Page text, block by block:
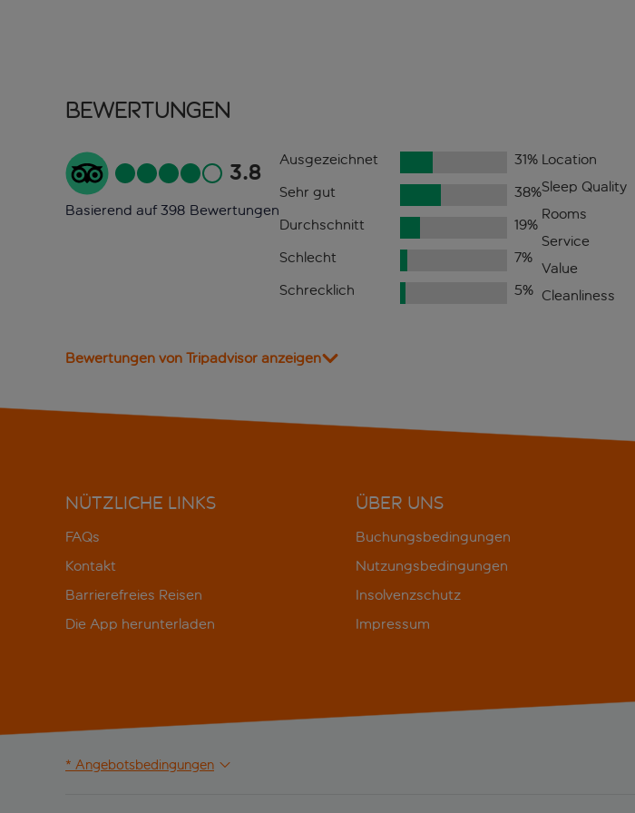
Bewertungen
3.8
Basierend auf 398 Bewertungen
Ausgezeichnet 31%
Sehr gut
38%
Durchschnitt
19%
Schlecht
7%
Schrecklich
5%
Location
Sleep Quality
Rooms
Service
Value
Cleanliness
Bewertungen von Tripadvisor anzeigen
NÜTZLICHE LINKS
FAQs
Kontakt
Barrierefreies Reisen
Die App herunterladen
ÜBER UNS
Buchungsbedingungen
Nutzungsbedingungen
Insolvenzschutz
Impressum
* Angebotsbedingungen